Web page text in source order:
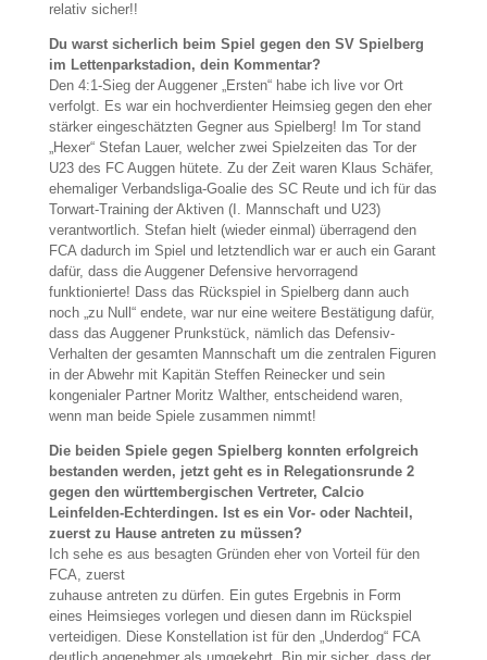
relativ sicher!!
Du warst sicherlich beim Spiel gegen den SV Spielberg
im Lettenparkstadion, dein Kommentar?
Den 4:1-Sieg der Auggener „Ersten“ habe ich live vor Ort
verfolgt. Es war ein hochverdienter Heimsieg gegen den eher
stärker eingeschätzten Gegner aus Spielberg! Im Tor stand
„Hexer“ Stefan Lauer, welcher zwei Spielzeiten das Tor der
U23 des FC Auggen hütete. Zu der Zeit waren Klaus Schäfer,
ehemaliger Verbandsliga-Goalie des SC Reute und ich für das
Torwart-Training der Aktiven (I. Mannschaft und U23)
verantwortlich. Stefan hielt (wieder einmal) überragend den
FCA dadurch im Spiel und letztendlich war er auch ein Garant
dafür, dass die Auggener Defensive hervorragend
funktionierte! Dass das Rückspiel in Spielberg dann auch
noch „zu Null“ endete, war nur eine weitere Bestätigung dafür,
dass das Auggener Prunkstück, nämlich das Defensiv-
Verhalten der gesamten Mannschaft um die zentralen Figuren
in der Abwehr mit Kapitän Steffen Reinecker und sein
kongenialer Partner Moritz Walther, entscheidend waren,
wenn man beide Spiele zusammen nimmt!
Die beiden Spiele gegen Spielberg konnten erfolgreich
bestanden werden, jetzt geht es in Relegationsrunde 2
gegen den württembergischen Vertreter, Calcio
Leinfelden-Echterdingen. Ist es ein Vor- oder Nachteil,
zuerst zu Hause antreten zu müssen?
Ich sehe es aus besagten Gründen eher von Vorteil für den
FCA, zuerst
zuhause antreten zu dürfen. Ein gutes Ergebnis in Form
eines Heimsieges vorlegen und diesen dann im Rückspiel
verteidigen. Diese Konstellation ist für den „Underdog“ FCA